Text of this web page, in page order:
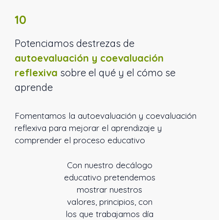
10
Potenciamos destrezas de
autoevaluación y coevaluación
reflexiva sobre el qué y el cómo se
aprende
Fomentamos la autoevaluación y coevaluación
reflexiva para mejorar el aprendizaje y
comprender el proceso educativo
Con nuestro decálogo
educativo pretendemos
mostrar nuestros
valores, principios, con
los que trabajamos día